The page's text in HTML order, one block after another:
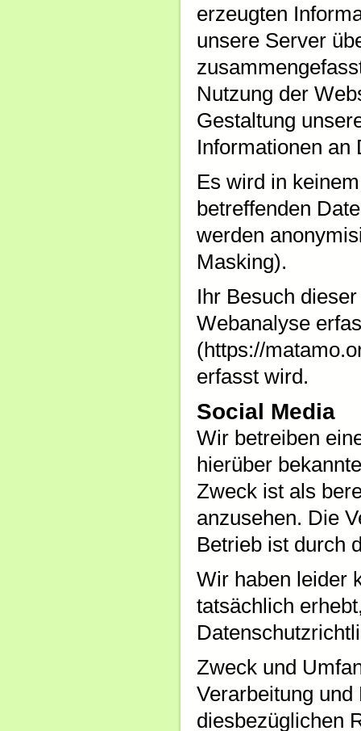
erzeugten
unsere Server
Nutzung der
Gestaltung
Informationen an
Es wird in
betreffenden
werden
Masking).
Ihr Besuch
Webanalyse
(https://
erfasst wird.
Social Media
Wir betreiben
hierüber
Zweck ist als
anzusehen. Die
Betrieb ist durch
Wir haben leider
tatsächlich
Zweck und
Verarbeitung
diesbezüglichen